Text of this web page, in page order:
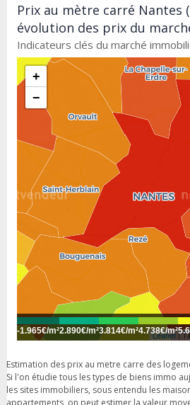
Prix au mètre carré Nantes
évolution des prix du
Indicateurs clés du marché
+
−
Leaflet|
-1.965€/m²2.890€/m²3.814€/m²4.738€/m²
Estimation des prix au metre carre des
Si l'on étudie tous les types de biens immo
les sites immobiliers, sous entendu les
appartements, on peut estimer la valeur